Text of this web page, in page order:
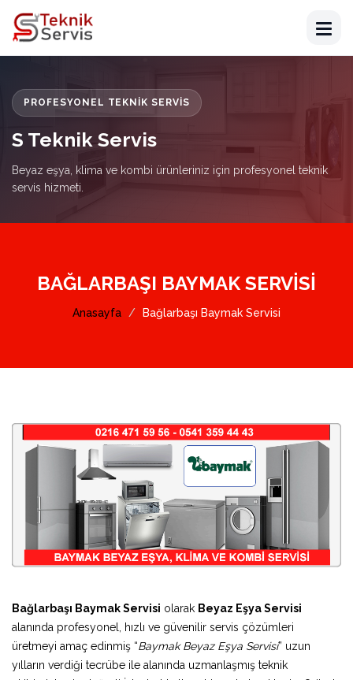
PROFESYONEL TEKNIK SERVIS
S Teknik Servis
Beyaz eşya, klima ve kombi ürünleriniz için profesyonel teknik
servis hizmeti.
BAĞLARBAŞI BAYMAK SERVISI
Anasayfa Bağlarbaşı Baymak Servisi
Bağlarbaşı Baymak Servisi olarak Beyaz Eşya Servisi
alanında profesyonel, hızlı ve güvenilir servis çözümleri
üretmeyi amaç edinmiş “Baymak Beyaz Eşya Servisi” uzun
yılların verdiği tecrübe ile alanında uzmanlaşmış teknik